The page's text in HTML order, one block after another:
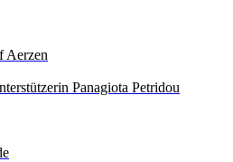
Aerzen
Panagiota Petridou